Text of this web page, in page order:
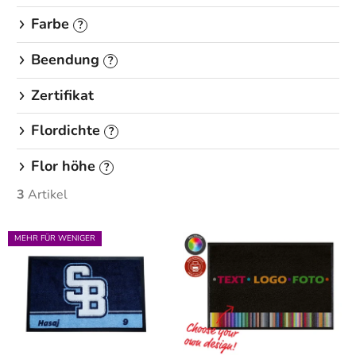
Farbe
?
Beendung ?
Zertifikat
Flordichte
?
Flor höhe ?
3 Artikel
L
i
MEHR FÜR WENIGER